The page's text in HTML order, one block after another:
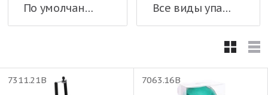
По умолчанию Все виды упаковки
7311.21В 7063.16В